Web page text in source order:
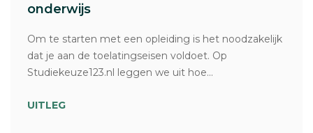
onderwijs
Om te starten met een opleiding is het noodzakelijk
dat je aan de toelatingseisen voldoet. Op
Studiekeuze123.nl leggen we uit hoe...
UITLEG